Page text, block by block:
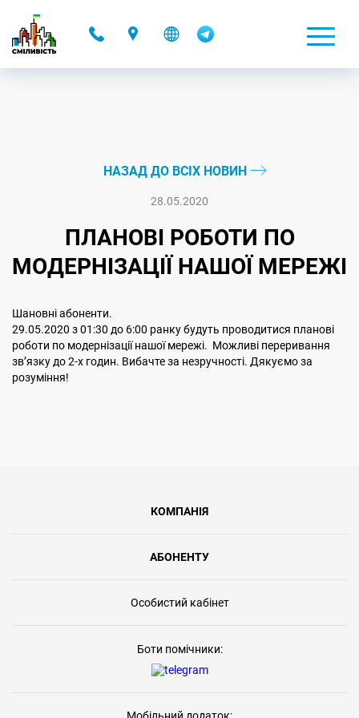
НАЗАД ДО ВСІХ НОВИН
28.05.2020
ПЛАНОВІ РОБОТИ ПО
МОДЕРНІЗАЦІЇ НАШОЇ МЕРЕЖІ
Шановні абоненти.
29.05.2020 з 01:30 до 6:00 ранку будуть проводитися планові
роботи по модернізації нашої мережі. Можливі переривання
звʼязку до 2-х годин. Вибачте за незручності. Дякуємо за
розуміння!
КОМПАНІЯ
АБОНЕНТУ
Особистий кабінет
Боти помічники: